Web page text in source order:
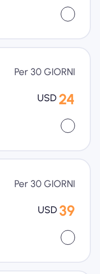
Per 30 GIORNI
USD 24
Per 30 GIORNI
USD 39